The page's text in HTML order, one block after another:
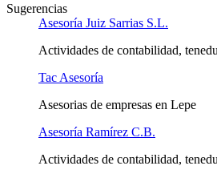
Sugerencias
Asesoría Juiz Sarrias S.L.
Actividades de contabilidad,
Tac Asesoría
Asesorias de empresas en Lepe
Asesoría Ramírez C.B.
Actividades de contabilidad,